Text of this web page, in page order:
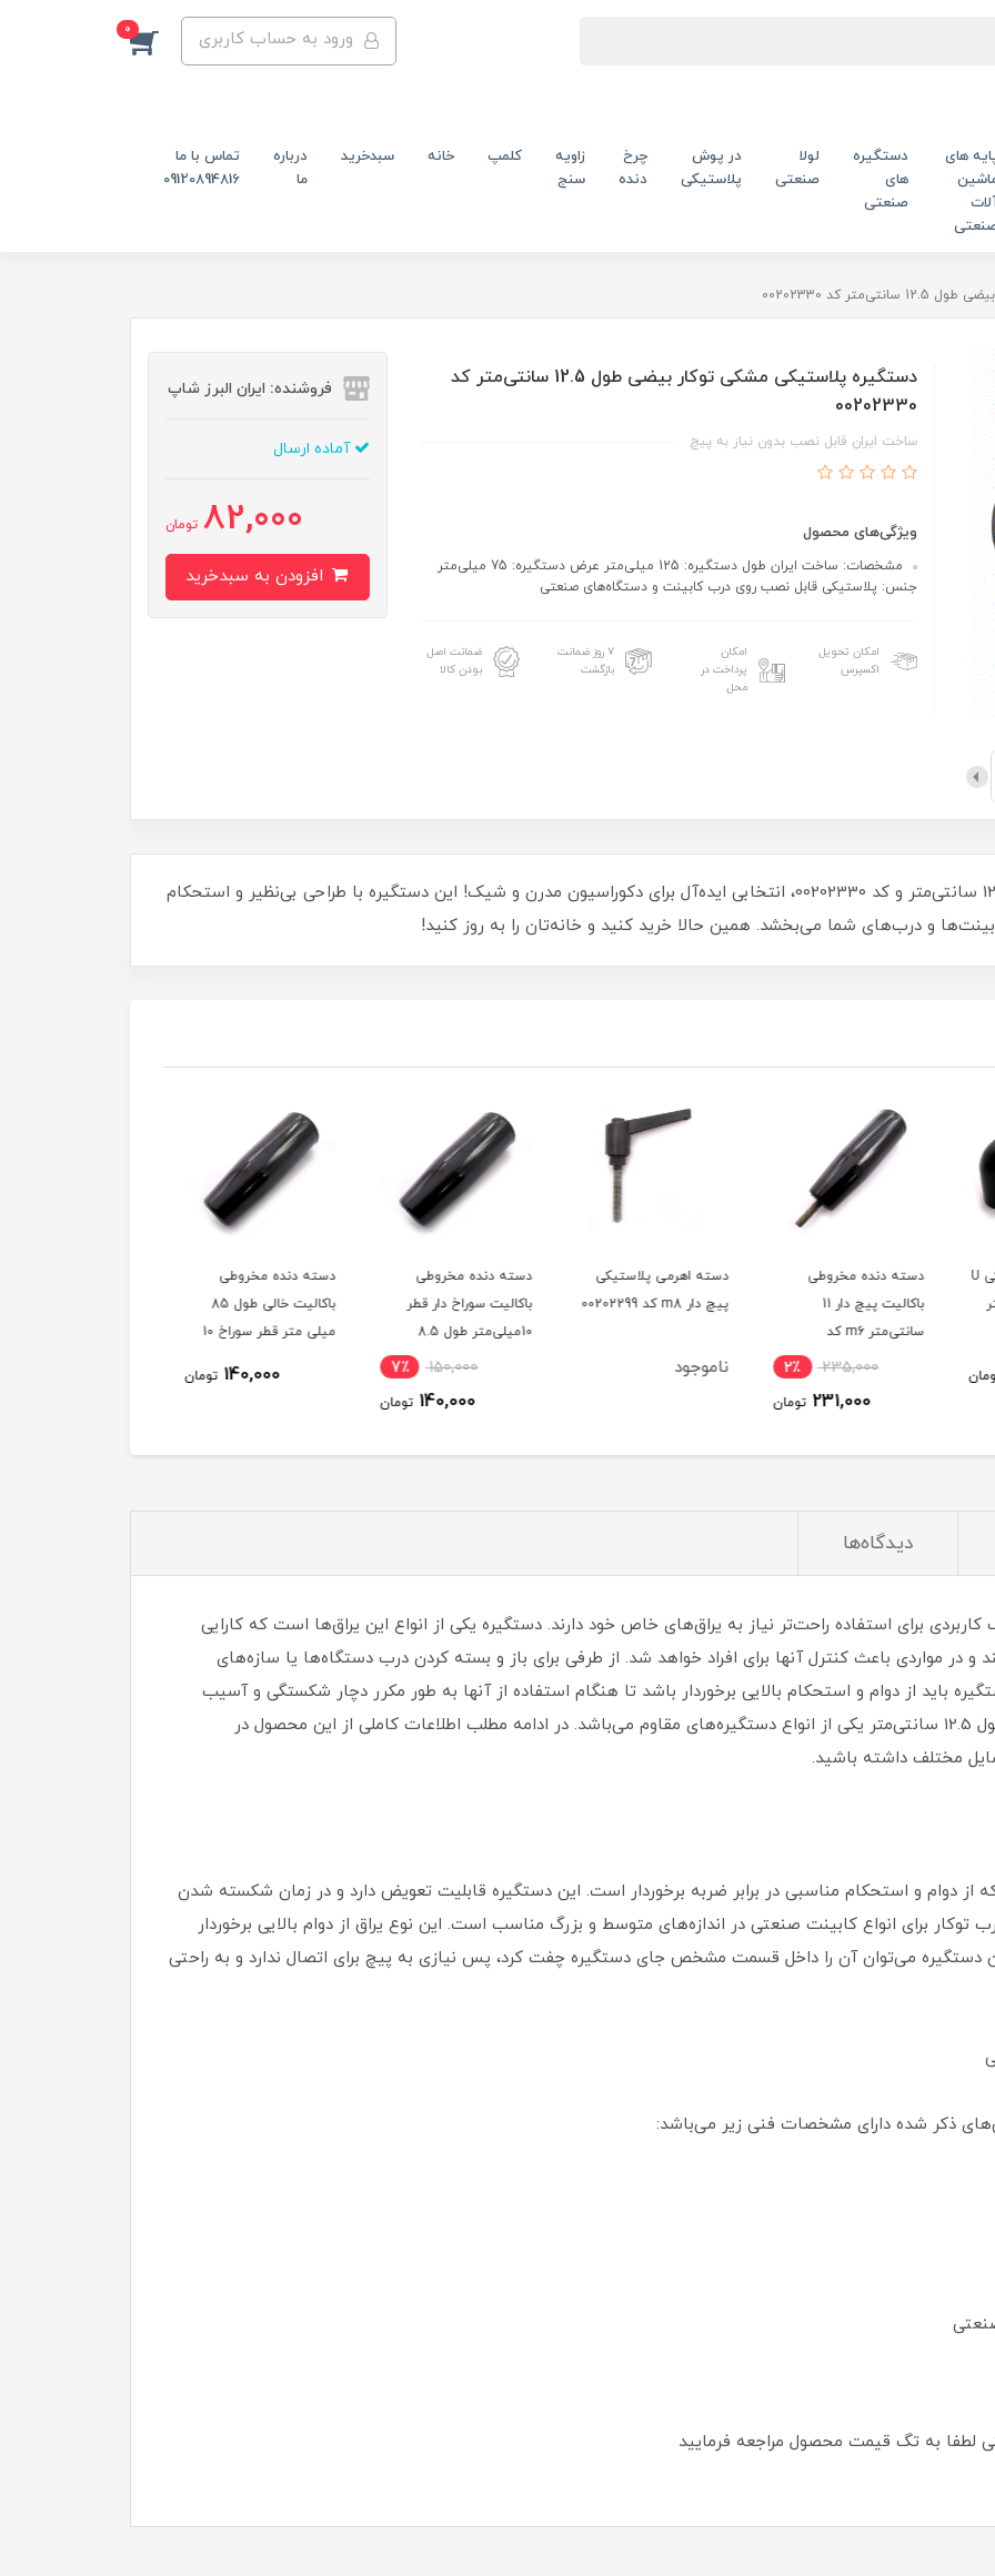
ورود به حساب کاربری 0
های
دستگیره
های
صنعتی
لولا
صنعتی
در پوش
پلاستیکی
چرخ
دنده
زاویه
سنج
کلمپ خانه سبدخرید
درباره
ما
تماس با ما
09120894816
کد 00202330
دستگیره پلاستیکی مشکی توکار بیضی طول 12.5 سانتی‌متر کد
00202330
ساخت ایران قابل نصب بدون نیاز به پیچ
ویژگی‌های محصول
مشخصات: ساخت ایران طول دستگیره: 125 میل‎ی‌‎متر عرض دستگیره: 75 میلی‌متر
جنس: پلاستیکی قابل نصب روی درب کابینت و دستگاه‌های صنعتی
امکان تحویل
اکسپرس
امکان
پرداخت در
محل
۷ روز ضمانت
بازگشت
ضمانت اصل
بودن کالا
فروشنده: ایران البرز شاپ
آماده ارسال
82,000 تومان
دستگیره پلاستیکی مشکی توکار بیضی با طول 12.5 سانتی‌متر و کد 00202330، انتخابی ایده‌آل برای دکوراسیون مدرن و شیک! این دستگیره با طراحی بی‌نظیر و استحکام
و درب‌های شما می‌بخشد. همین حالا خرید کنید و خانه‌تان را به روز کنید!
2٪
دسته اهرمی پلاستیکی
پیچ دار m8 کد 00202299
ناموجود
دسته دنده مخروطی
باکالیت سوراخ دار قطر
سانتی‌متر کد 00202387
دسته دنده مخروطی
باکالیت خالی طول 85
140,000 تومان
دسته اهرمی پلاستیکی
پیچ دار m6 کد 00202298
192,000 6٪
دیدگاه‌ها
برای استفاده راحت‌تر نیاز به یراق‌های خاص خود دارند. دستگیره یکی از انواع این یراق‌ها است که کارایی
در مواردی باعث کنترل آنها برای افراد خواهد شد. از طرفی برای باز و بسته کردن درب دستگاه‌ها یا سازه‌های
باید از دوام و استحکام بالایی برخوردار باشد تا هنگام استفاده از آنها به طور مکرر دچار شکستگی و آسیب
نشوند. دستگیره پلاستیکی مشکی توکار بیضی طول 12.5 سانتی‌متر یکی از انواع دستگیره‌های مقاوم می‌باشد. در ادامه مطلب اطلاعات کاملی از این محصول در
مختلف داشته باشید.
دوام و استحکام مناسبی در برابر ضربه برخوردار است. این دستگیره قابلیت تعویض دارد و در زمان شکسته شدن
برای انواع کابینت صنعتی در اندازه‌های متوسط و بزرگ مناسب است. این نوع یراق از دوام بالایی برخوردار
دستگیره می‌توان آن را داخل قسمت مشخص جای دستگیره چفت کرد، پس نیازی به پیچ برای اتصال ندارد و به راحتی
ذکر شده دارای مشخصات فنی زیر می‌باشد:
لطفا به تگ قیمت محصول مراجعه فرمایید